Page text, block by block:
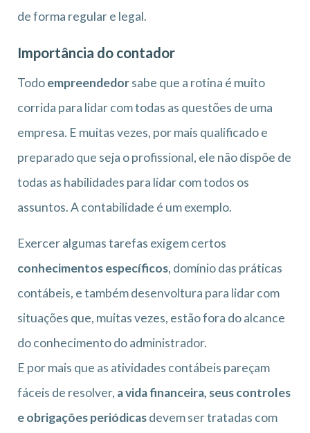
de forma regular e legal.
Importância do contador
Todoempreendedorsabe que a rotina é muito
corrida para lidar com todas as questões de uma
empresa. E muitas vezes, por mais qualificado e
preparado que seja o profissional, ele não dispõe de
todas as habilidades para lidar com todos os
assuntos. A contabilidade é um exemplo.
Exercer algumas tarefas exigem certos
conhecimentos específicos, domínio das práticas
contábeis, e também desenvoltura para lidar com
situações que, muitas vezes, estão fora do alcance
do conhecimento do administrador.
E por mais que as atividades contábeis pareçam
fáceis de resolver, a vida financeira, seus controles
e obrigações periódicasdevem ser tratadas com